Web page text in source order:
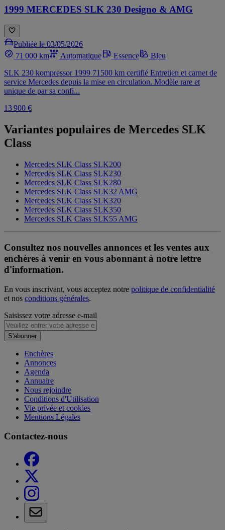
1999 MERCEDES SLK 230 Designo & AMG
Publiée le 03/05/2026
71 000 km
Automatique Essence
Bleu
SLK 230 kompressor 1999 71500 km certifié Entretien et carnet de
service Mercedes depuis la mise en circulation. Modèle rare et
unique de par sa confi...
13 900 €
Variantes populaires de Mercedes SLK
Class
Mercedes SLK Class SLK200
Mercedes SLK Class SLK230
Mercedes SLK Class SLK280
Mercedes SLK Class SLK32 AMG
Mercedes SLK Class SLK320
Mercedes SLK Class SLK350
Mercedes SLK Class SLK55 AMG
Consultez nos nouvelles annonces et les ventes aux
enchères à venir en vous abonnant à notre lettre
d'information.
En vous inscrivant, vous acceptez notre politique de confidentialité
et nos conditions générales.
Saisissez votre adresse e-mail
S'abonner
Enchères
Annonces
Agenda
Annuaire
Nous rejoindre
Conditions d'Utilisation
Vie privée et cookies
Mentions Légales
Contactez-nous